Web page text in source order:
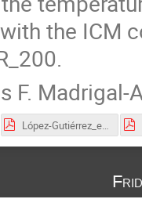
the ICM
F. Madrigal-
López-Gutiérrez_et_al_2022.pdf